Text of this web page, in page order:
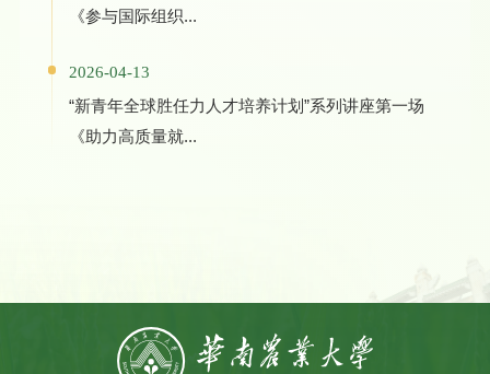
《参与国际组织...
2026-04-13
“新青年全球胜任力人才培养计划”系列讲座第一场
《助力高质量就...